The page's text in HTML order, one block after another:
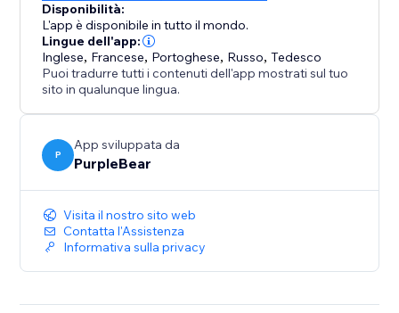
Disponibilità:
L'app è disponibile in tutto il mondo.
Lingue dell'app:
Inglese, Francese, Portoghese, Russo,Tedesco
Puoi tradurre tutti i contenuti dell'app mostrati sul tuo
sito in qualunque lingua.
P
App sviluppata da
PurpleBear
Visita il nostro sito web
Contatta l'Assistenza
Informativa sulla privacy